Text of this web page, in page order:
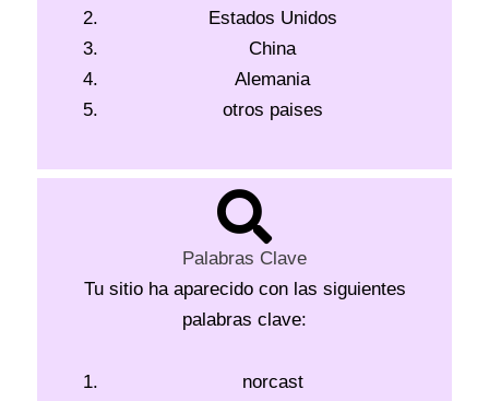
Estados Unidos
China
Alemania
otros paises
Palabras Clave
Tu sitio ha aparecido con las siguientes
palabras clave:
norcast